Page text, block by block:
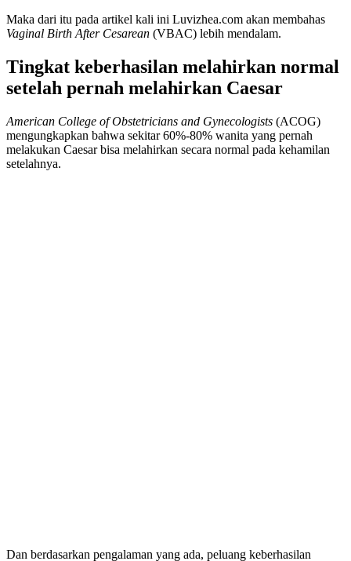
Maka dari itu pada artikel kali ini Luvizhea.com akan membahas
Vaginal Birth After Cesarean (VBAC) lebih mendalam.
Tingkat keberhasilan melahirkan normal
setelah pernah melahirkan Caesar
American College of Obstetricians and Gynecologists (ACOG)
mengungkapkan bahwa sekitar 60%-80% wanita yang pernah
melakukan Caesar bisa melahirkan secara normal pada kehamilan
setelahnya.
Dan berdasarkan pengalaman yang ada, peluang keberhasilan